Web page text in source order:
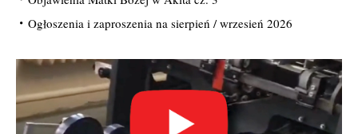
Ogłoszenia i zaproszenia na sierpień / wrzesień 2026